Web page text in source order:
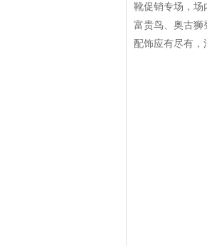
靴促销专场，场
富贵鸟、奥古狮
配饰应有尽有，